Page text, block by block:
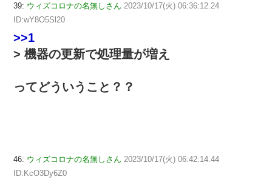
39: ウィズコロナの名無しさん 2023/10/17(火) 06:36:12.24
ID:wY8O5Sl20
>>1
> 機器の更新で処理量が増え
ってどういうこと？？
46: ウィズコロナの名無しさん 2023/10/17(火) 06:42:14.44
ID:KcO3Dy6Z0